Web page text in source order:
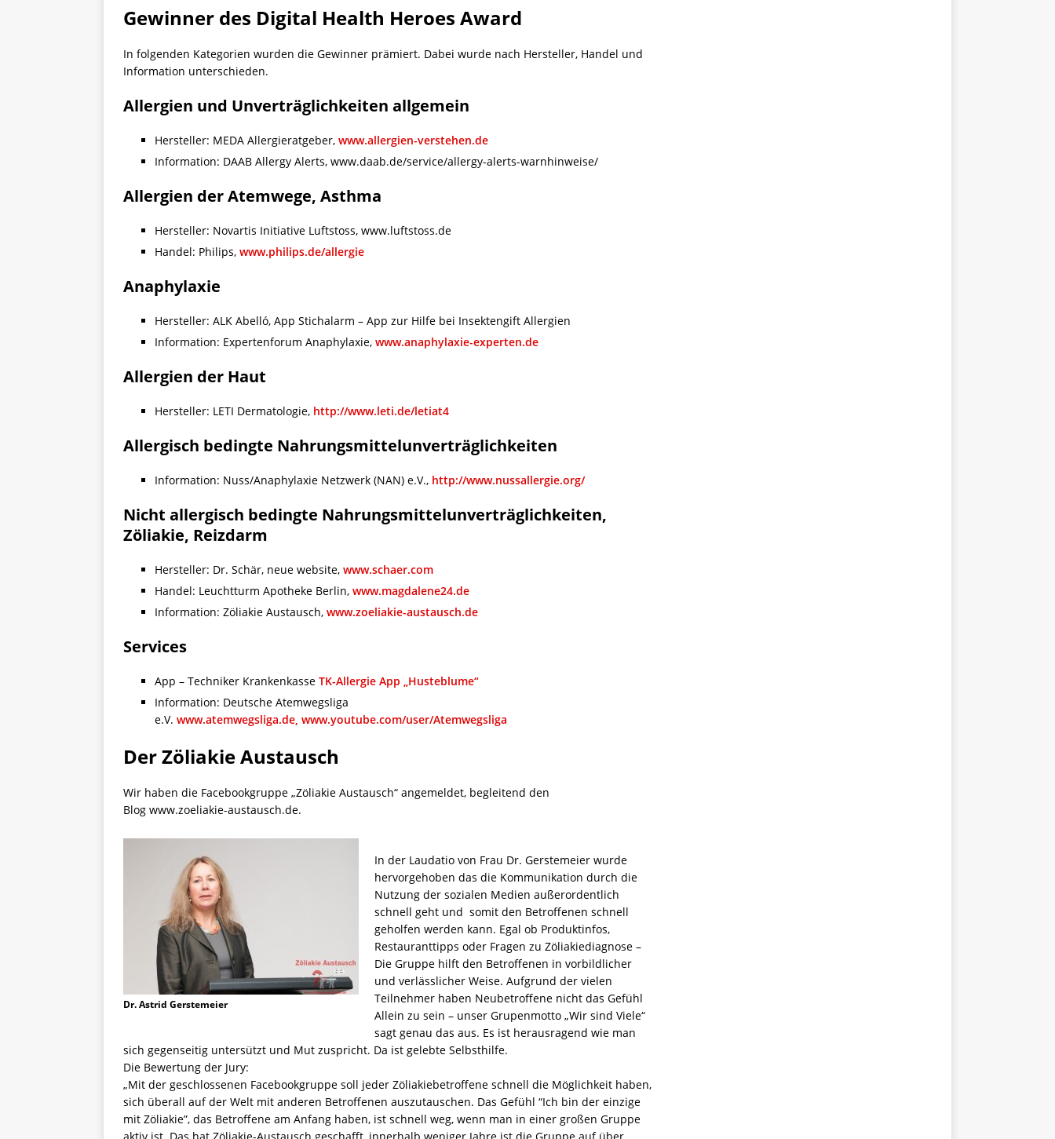
Gewinner des Digital Health Heroes Award
In folgenden Kategorien wurden die Gewinner prämiert. Dabei wurde nach Hersteller, Handel und
Information unterschieden.
Allergien und Unverträglichkeiten allgemein
Hersteller: MEDA Allergieratgeber, www.allergien-verstehen.de
Information: DAAB Allergy Alerts, www.daab.de/service/allergy-alerts-warnhinweise/
Allergien der Atemwege, Asthma
Hersteller: Novartis Initiative Luftstoss, www.luftstoss.de
Handel: Philips, www.philips.de/allergie
Anaphylaxie
Hersteller: ALK Abelló, App Stichalarm – App zur Hilfe bei Insektengift Allergien
Information: Expertenforum Anaphylaxie, www.anaphylaxie-experten.de
Allergien der Haut
Hersteller: LETI Dermatologie, http://www.leti.de/letiat4
Allergisch bedingte Nahrungsmittelunverträglichkeiten
Information: Nuss/Anaphylaxie Netzwerk (NAN) e.V., http://www.nussallergie.org/
Nicht allergisch bedingte Nahrungsmittelunverträglichkeiten,
Zöliakie, Reizdarm
Hersteller: Dr. Schär, neue website, www.schaer.com
Handel: Leuchtturm Apotheke Berlin, www.magdalene24.de
Information: Zöliakie Austausch, www.zoeliakie-austausch.de
Services
App – Techniker Krankenkasse TK-Allergie App „Husteblume“
Information: Deutsche Atemwegsliga
e.V. www.atemwegsliga.de, www.youtube.com/user/Atemwegsliga
Der Zöliakie Austausch
Wir haben die Facebookgruppe „Zöliakie Austausch“ angemeldet, begleitend den
Blog www.zoeliakie-austausch.de.
Dr. Astrid Gerstemeier
In der Laudatio von Frau Dr. Gerstemeier wurde
hervorgehoben das die Kommunikation durch die
Nutzung der sozialen Medien außerordentlich
schnell geht und somit den Betroffenen schnell
geholfen werden kann. Egal ob Produktinfos,
Restauranttipps oder Fragen zu Zöliakiediagnose –
Die Gruppe hilft den Betroffenen in vorbildlicher
und verlässlicher Weise. Aufgrund der vielen
Teilnehmer haben Neubetroffene nicht das Gefühl
Allein zu sein – unser Grupenmotto „Wir sind Viele“
sagt genau das aus. Es ist herausragend wie man
sich gegenseitig untersützt und Mut zuspricht. Da ist gelebte Selbsthilfe.
Die Bewertung der Jury:
„Mit der geschlossenen Facebookgruppe soll jeder Zöliakiebetroffene schnell die Möglichkeit haben,
sich überall auf der Welt mit anderen Betroffenen auszutauschen. Das Gefühl “Ich bin der einzige
mit Zöliakie”, das Betroffene am Anfang haben, ist schnell weg, wenn man in einer großen Gruppe